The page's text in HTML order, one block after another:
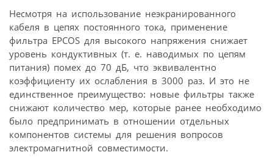
Несмотря на использование неэкранированного
кабеля в цепях постоянного тока, применение
фильтра EPCOS для высокого напряжения снижает
уровень кондуктивных (т. е. наводимых по цепям
питания) помех до 70 дБ, что эквивалентно
коэффициенту их ослабления в 3000 раз. И это не
единственное преимущество: новые фильтры также
снижают количество мер, которые ранее необходимо
было предпринимать в отношении отдельных
компонентов системы для решения вопросов
электромагнитной совместимости.